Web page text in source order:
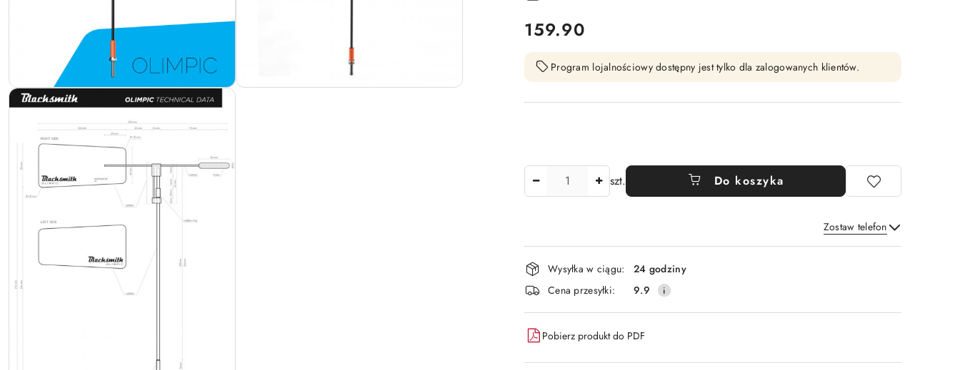
cena:
159.90
Program lojalnościowy dostępny jest tylko dla zalogowanych klientów.
szt. Do koszyka
Zostaw telefon
Wyślij
Dostępność
i
dostawa
Wysyłka w ciągu:
24 godziny
Cena przesyłki:
9.9
Pobierz produkt do PDF